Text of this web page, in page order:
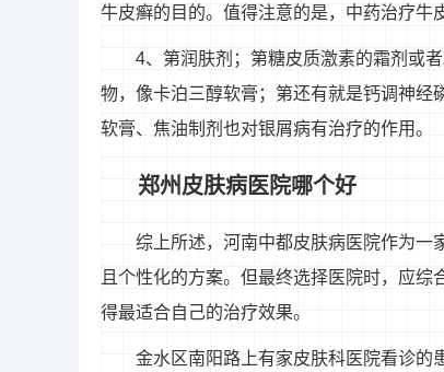
牛皮癣的目的。值得注意的是，中药治疗牛
4、第润肤剂；第糖皮质激素的霜剂或
物，像卡泊三醇软膏；第还有就是钙调神经
软膏、焦油制剂也对银屑病有治疗的作用。
郑州皮肤病医院哪个好
综上所述，河南中都皮肤病医院作为一
且个性化的方案。但最终选择医院时，应
得最适合自己的治疗效果。
金水区南阳路上有家皮肤科医院看诊的